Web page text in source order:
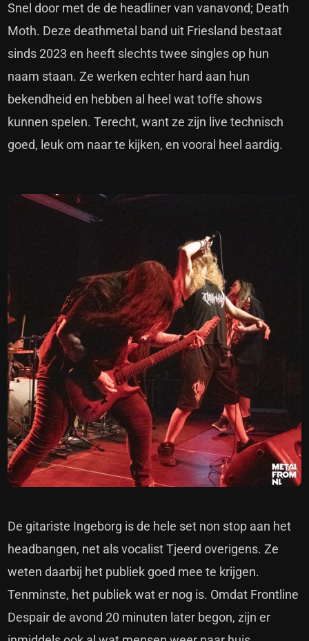
Snel door met de de headliner van vanavond; Death
Moth. Deze deathmetal band uit Friesland bestaat
sinds 2023 en heeft slechts twee singles op hun
naam staan. Ze werken echter hard aan hun
bekendheid en hebben al heel wat toffe shows
kunnen spelen. Terecht, want ze zijn live technisch
goed, leuk om naar te kijken, en vooral heel aardig.
De gitariste Ingeborg is de hele set non stop aan het
headbangen, net als vocalist Tjeerd overigens. Ze
weten daarbij het publiek goed mee te krijgen.
Tenminste, het publiek wat er nog is. Omdat Frontline
Despair de avond 20 minuten later begon, zijn er